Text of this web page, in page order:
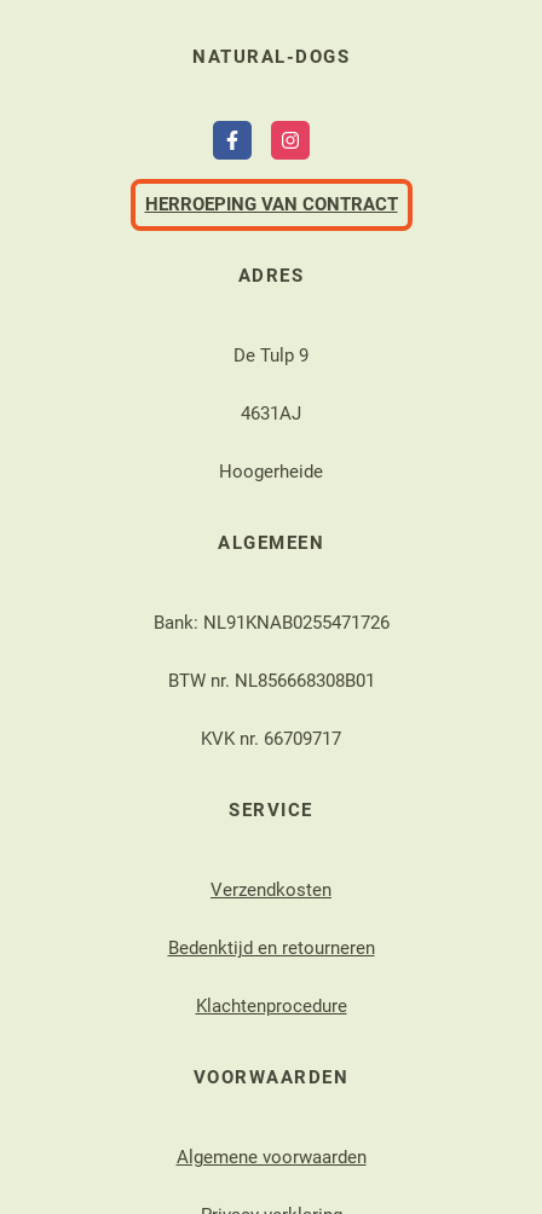
NATURAL-DOGS
HERROEPING VAN CONTRACT
ADRES
De Tulp 9
4631AJ
Hoogerheide
ALGEMEEN
Bank: NL91KNAB0255471726
BTW nr. NL856668308B01
KVK nr. 66709717
SERVICE
Verzendkosten
Bedenktijd en retourneren
Klachtenprocedure
VOORWAARDEN
Algemene voorwaarden